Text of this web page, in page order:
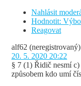
Nahlásit
Hodnotit:
Reagovat
alf62 (neregistrovaný)
20. 5. 2020 20:22
§ 7 (1) Řidič nesmí
způsobem kdo umí